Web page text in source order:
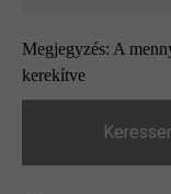
Megjegyzés: A
kerekítve